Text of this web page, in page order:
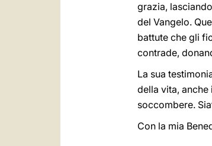
grazia,
del Vangelo.
battute che gli
contrade,
La sua
della vita,
soccombere.
Con la mia